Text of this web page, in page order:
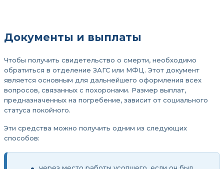
Документы и выплаты
Чтобы получить свидетельство о смерти, необходимо
обратиться в отделение ЗАГС или МФЦ. Этот документ
является основным для дальнейшего оформления всех
вопросов, связанных с похоронами. Размер выплат,
предназначенных на погребение, зависит от социального
статуса покойного.
Эти средства можно получить одним из следующих
способов: